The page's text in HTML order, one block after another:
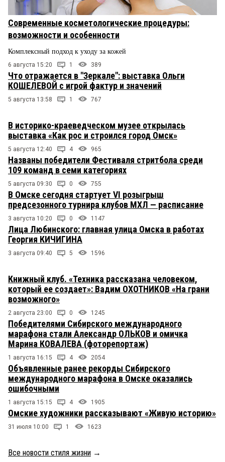
Современные косметологические процедуры:
возможности и особенности
Комплексный подход к уходу за кожей
6 августа 15:20 1 389
Что отражается в "Зеркале": выставка Ольги
КОШЕЛЕВОЙ с игрой фактур и значений
5 августа 13:58 1 767
В историко-краеведческом музее открылась
выставка «Как рос и строился город Омск»
5 августа 12:40 4 965
Названы победители Фестиваля стритбола среди
109 команд в семи категориях
5 августа 09:30 0 755
В Омске сегодня стартует VI розыгрыш
предсезонного турнира клубов МХЛ — расписание
3 августа 10:20 0 1147
Лица Любинского: главная улица Омска в работах
Георгия КИЧИГИНА
3 августа 09:40 5 1596
Книжный клуб. «Техника рассказана человеком,
который ее создает»: Вадим ОХОТНИКОВ «На грани
возможного»
2 августа 23:00 0 1245
Победителями Сибирского международного
марафона стали Александр ОЛЬКОВ и омичка
Марина КОВАЛЕВА (фоторепортаж)
1 августа 16:15 4 2054
Объявленные ранее рекорды Сибирского
международного марафона в Омске оказались
ошибочными
1 августа 15:15 4 1905
Омские художники рассказывают «Живую историю»
31 июля 10:00 1 1623
Все новости стиля жизни →